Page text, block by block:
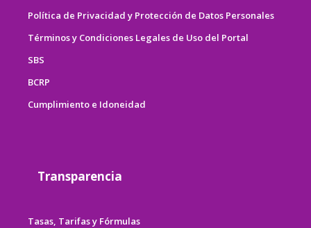
Política de Privacidad y Protección de Datos Personales
Términos y Condiciones Legales de Uso del Portal
SBS
BCRP
Cumplimiento e Idoneidad
Transparencia
Tasas, Tarifas y Fórmulas